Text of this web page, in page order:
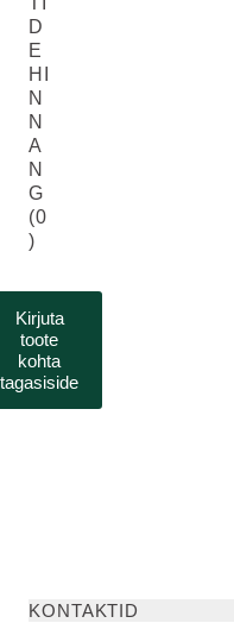
D
E
HI
N
N
A
N
G
(0
)
Kirjuta
toote
kohta
tagasiside
KONTAKTID